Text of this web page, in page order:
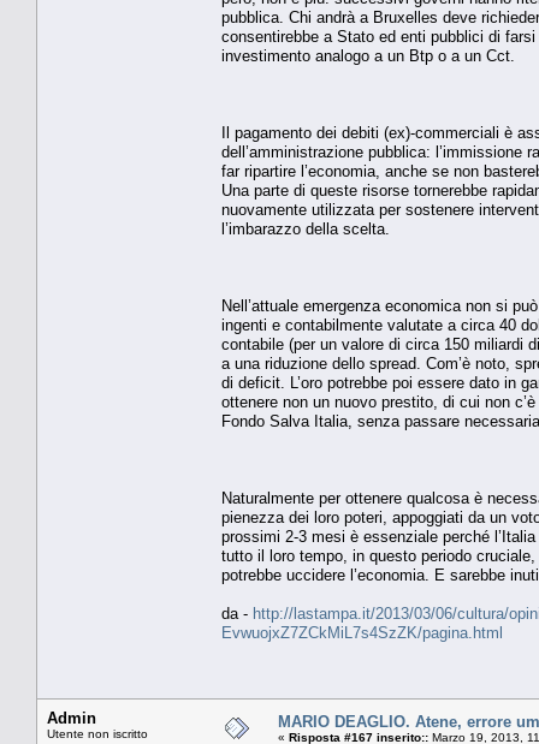
pubblica. Chi andrà a Bruxelles deve
consentirebbe a Stato ed enti pubblici di
investimento analogo a un Btp o a un Cct.
Il pagamento dei debiti (ex)-commerciali è
dell’amministrazione pubblica: l’immissione
far ripartire l’economia, anche se non
Una parte di queste risorse tornerebbe
nuovamente utilizzata per sostenere
l’imbarazzo della scelta.
Nell’attuale emergenza economica non si
ingenti e contabilmente valutate a circa 40
contabile (per un valore di circa 150 miliardi
a una riduzione dello spread. Com’è noto,
di deficit. L’oro potrebbe poi essere dato in
ottenere non un nuovo prestito, di cui non
Fondo Salva Italia, senza passare
Naturalmente per ottenere qualcosa è
pienezza dei loro poteri, appoggiati da un
prossimi 2-3 mesi è essenziale perché
tutto il loro tempo, in questo periodo
potrebbe uccidere l’economia. E sarebbe
da - http://lastampa.it/2013/03/06/cultura/
EvwuojxZ7ZCkMiL7s4SzZK/pagina.html
Admin
Utente non iscritto
MARIO DEAGLIO. Atene, errore
« Risposta #167 inserito:: Marzo 19, 2013,